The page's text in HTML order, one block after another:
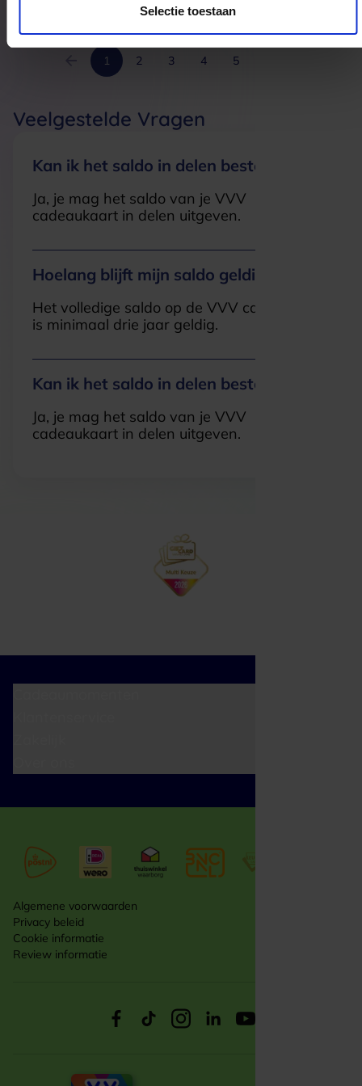
Selectie toestaan
1 2 3 4 5
Veelgestelde Vragen
Kan ik het saldo in delen besteden?
Ja, je mag het saldo van je VVV
cadeaukaart in delen uitgeven.
Hoelang blijft mijn saldo geldig?
Het volledige saldo op de VVV cadeaukaart
is minimaal drie jaar geldig.
Kan ik het saldo in delen besteden?
Ja, je mag het saldo van je VVV
cadeaukaart in delen uitgeven.
Algemene voorwaarden
Privacy beleid
Cookie informatie
Review informatie